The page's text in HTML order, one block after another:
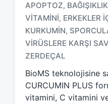
T
a
g
e
d
w
APOPTOZ,
VITAMINI, ERKEKLER
KURKUMIN,
VIRÜSLERE KARŞI
ZERDEÇAL
BioMS teknolojisine
CURCUMIN PLUS
vitamini, C vitamini